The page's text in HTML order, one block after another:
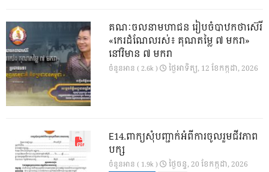
គណៈចលនាមហាជន រៀបចំបាឋកថាស៊េរី
«កេរដំណែលរស់៖ គុណតម្លៃ ៧ មករា»
នៅវិមាន ៧ មករា
ចំនួនអាន ( 2.6k ) ថ្ងៃ​អាទិត្យ, 12 ខែ​កក្កដា, 2026
E14.ពាក្យសុំបញ្ជាក់អំពីការចូលរួមជីវភាព
បក្ស
ចំនួនអាន ( 1.9k ) ថ្ងៃ​ចន្ទ, 20 ខែ​កក្កដា, 2026